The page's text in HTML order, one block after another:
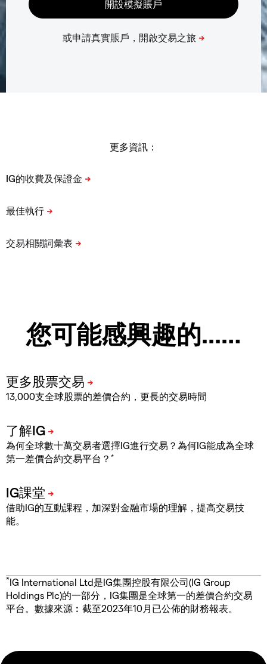
更多資訊：
您可能感興趣的...…
13,000支全球股票的差價合約，更長的交易時間
為何全球數十萬交易者選擇IG進行交易？為何IG能成為全球
第一差價合約交易平台？ *
借助IG的互動課程，加深對金融市場的理解，提高交易技
能。
*IG International Ltd是IG集團控股有限公司(IG Group
Holdings Plc)的一部分，IG集團是全球第一的差價合約交易
平台。數據來源︰截至2023年10月已公佈的財務報表。